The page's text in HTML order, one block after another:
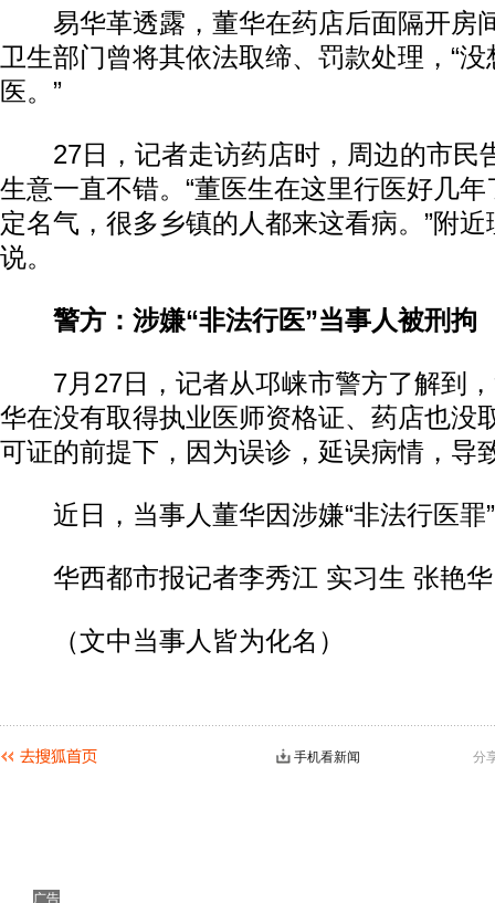
易华革透露，董华在药店后面隔开房
卫生部门曾将其依法取缔、罚款处理，“
医。”
27日，记者走访药店时，周边的市民
生意一直不错。“董医生在这里行医好几
定名气，很多乡镇的人都来这看病。”附
说。
警方：涉嫌“非法行医”当事人被刑拘
7月27日，记者从邛崃市警方了解到，
华在没有取得执业医师资格证、药店也没
可证的前提下，因为误诊，延误病情，导
近日，当事人董华因涉嫌“非法行医罪
华西都市报记者李秀江 实习生 张艳华
（文中当事人皆为化名）
分
手机看新闻
广告